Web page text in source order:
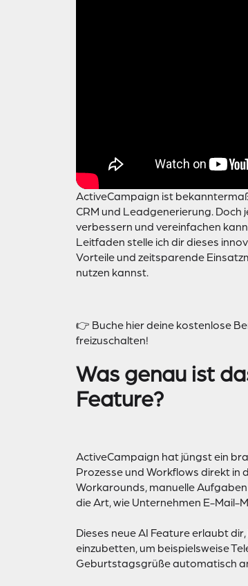
ActiveCampaign ist
CRM und Leadgenerierung. Doch
verbessern und vereinfachen
Leitfaden stelle ich dir dieses
Vorteile und zeitsparende
nutzen kannst.
👉 Buche hier deine kostenlose
freizuschalten!
Was genau ist
Feature?
ActiveCampaign hat jüngst ein
Prozesse und Workflows direkt in
Workarounds, manuelle
die Art, wie Unternehmen E-Mail-
Dieses neue AI Feature erlaubt
einzubetten, um beispielsweise
Geburtstagsgrüße automatisch